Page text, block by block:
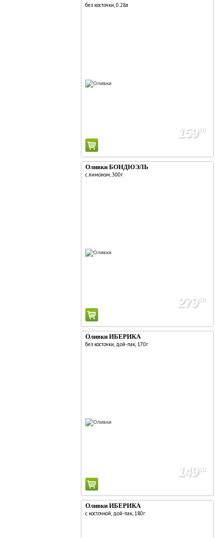
без косточки, 0.28л
15990
Оливки БОНДЮЭЛЬ
с лимоном, 300г
27990
Оливки ИБЕРИКА
без косточки, дой-пак, 170г
14990
Оливки ИБЕРИКА
с косточкой, дой-пак, 180г